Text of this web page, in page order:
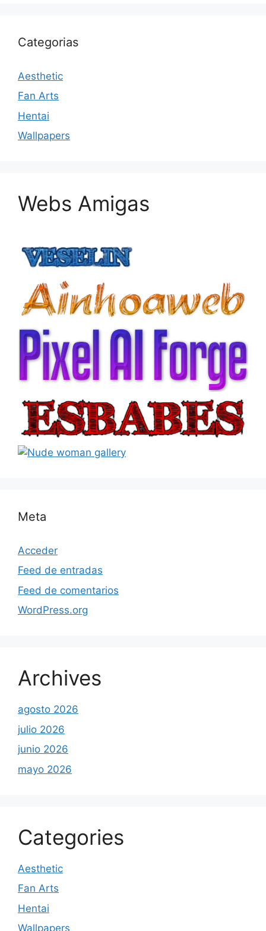
Categorias
Aesthetic
Fan Arts
Hentai
Wallpapers
Webs Amigas
Meta
Acceder
Feed de entradas
Feed de comentarios
WordPress.org
Archives
agosto 2026
julio 2026
junio 2026
mayo 2026
Categories
Aesthetic
Fan Arts
Hentai
Wallpapers